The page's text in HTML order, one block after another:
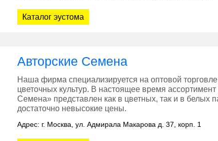
Каталог эустома
Авторские Семена
Наша фирма специализируется на оптовой
цветочных культур. В настоящее время
Семена» представлен как в цветных, так и в белых
достаточно невысокие цены.
Адрес: г. Москва, ул. Адмирала Макарова д. 37, корп. 1